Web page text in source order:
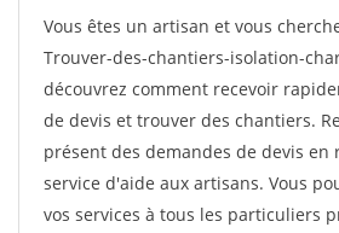
Vous êtes un artisan et vous
Trouver-des-chantiers-isolation-
découvrez comment recevoir
de devis et trouver des chantiers.
présent des demandes de devis en
service d'aide aux artisans. Vous
vos services à tous les particuliers